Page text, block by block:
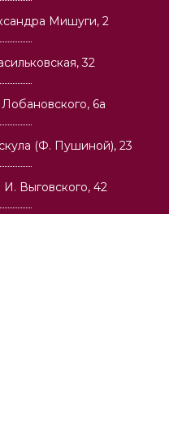
Мишуги, 2
32
6а
(Ф. Пушиной), 23
И. Выговского, 42